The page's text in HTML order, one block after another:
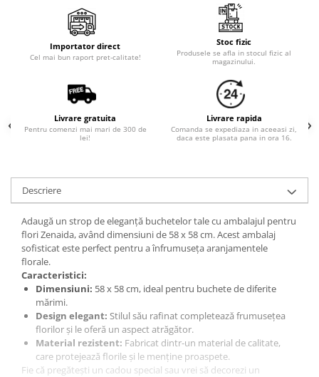
Copaci si Plante
Flori artificiale la ghiveci
Verdeata decorativa
Importator direct
Cel mai bun raport pret-calitate!
Stoc fizic
Produsele se afla in stocul fizic al
magazinului.
Livrare gratuita
Pentru comenzi mai mari de 300 de
lei!
Livrare rapida
Comanda se expediaza in aceeasi zi,
daca este plasata pana in ora 16.
Descriere
Adaugă un strop de eleganță buchetelor tale cu ambalajul pentru
flori Zenaida, având dimensiuni de 58 x 58 cm. Acest ambalaj
sofisticat este perfect pentru a înfrumuseța aranjamentele
florale.
Caracteristici:
Dimensiuni: 58 x 58 cm, ideal pentru buchete de diferite
mărimi.
Design elegant: Stilul său rafinat completează frumusețea
florilor și le oferă un aspect atrăgător.
Material rezistent: Fabricat dintr-un material de calitate,
care protejează florile și le menține proaspete.
Fie că pregătești un cadou special sau vrei să decorezi un